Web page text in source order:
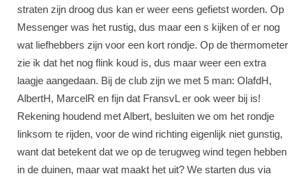
straten zijn droog dus kan er weer eens gefietst worden. Op
Messenger was het rustig, dus maar een s kijken of er nog
wat liefhebbers zijn voor een kort rondje. Op de thermometer
zie ik dat het nog flink koud is, dus maar weer een extra
laagje aangedaan. Bij de club zijn we met 5 man: OlafdH,
AlbertH, MarcelR en fijn dat FransvL er ook weer bij is!
Rekening houdend met Albert, besluiten we om het rondje
linksom te rijden, voor de wind richting eigenlijk niet gunstig,
want dat betekent dat we op de terugweg wind tegen hebben
in de duinen, maar wat maakt het uit? We starten dus via